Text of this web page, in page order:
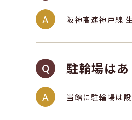
阪神高速神戸線
駐輪場は
当館に駐輪場は